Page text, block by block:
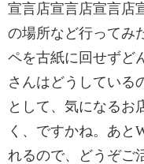
宣言店宣言店宣言店
の場所など行ってみ
ペを古紙に回せずど
さんはどうしている
として、気になるお
く、ですかね。あと
れるので、どうぞご